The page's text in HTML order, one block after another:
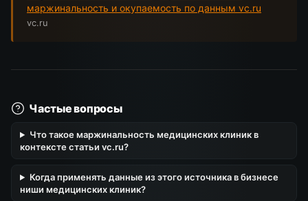
маржинальность и окупаемость по данным vc.ru
vc.ru
Частые вопросы
Что такое маржинальность медицинских клиник в
контексте статьи vc.ru?
Когда применять данные из этого источника в бизнесе
ниши медицинских клиник?